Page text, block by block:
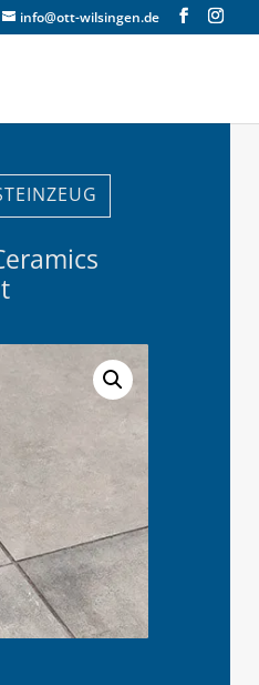
info@ott-wilsingen.de